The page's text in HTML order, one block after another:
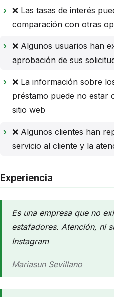
❌ Las tasas de interés
comparación con otras
❌ Algunos usuarios han
aprobación de sus
❌ La información sobre
préstamo puede no estar
sitio web
❌ Algunos clientes han
servicio al cliente y la
Experiencia
Es una empresa que no
estafadores. Atención, ni
Instagram
Mariasun Sevillano